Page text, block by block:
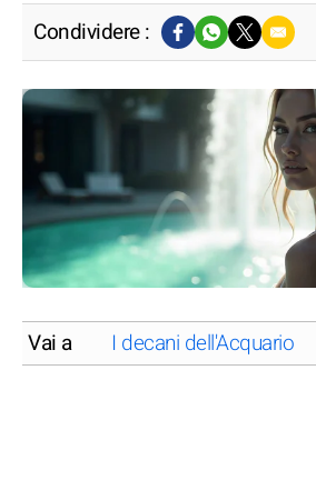
Condividere :
Vai a I decani dell'Acquario